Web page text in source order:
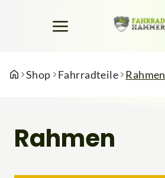
Shop Fahrradteile Rahmen
Rahmen